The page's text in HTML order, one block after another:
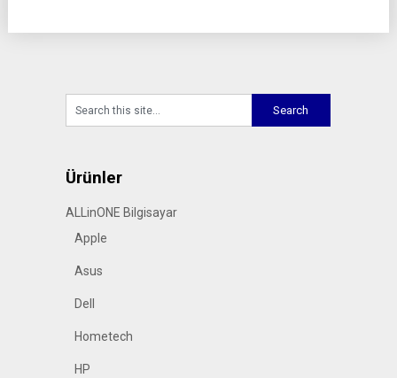
Ürünler
ALLinONE Bilgisayar
Apple
Asus
Dell
Hometech
HP